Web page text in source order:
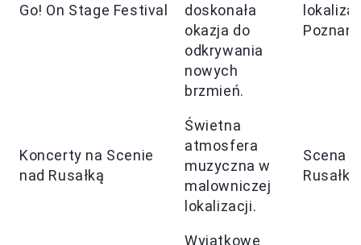
Go! On Stage Festival
doskonała
okazja do
odkrywania
nowych
brzmień.
Koncerty na Scenie
nad Rusałką
Świetna
atmosfera
muzyczna w
malowniczej
lokalizacji.
Scena
Rusałką
Wyjątkowe